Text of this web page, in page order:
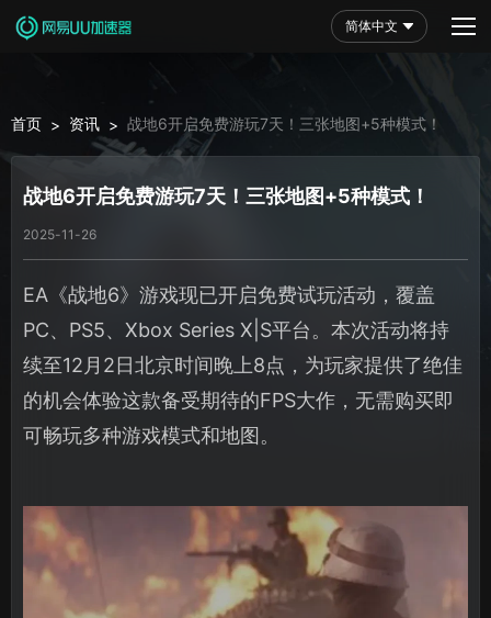
简体中文
首页 > 资讯 > 战地6开启免费游玩7天！三张地图+5种模式！
战地6开启免费游玩7天！三张地图+5种模式！
2025-11-26
EA《战地6》游戏现已开启免费试玩活动，覆盖
PC、PS5、Xbox Series X|S平台。本次活动将持
续至12月2日北京时间晚上8点，为玩家提供了绝佳
的机会体验这款备受期待的FPS大作，无需购买即
可畅玩多种游戏模式和地图。